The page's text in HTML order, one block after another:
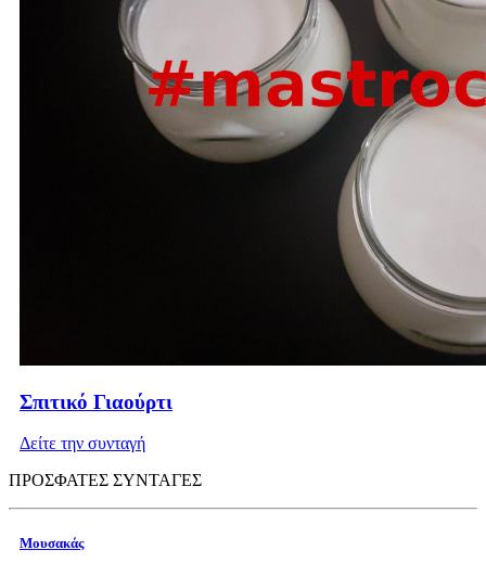
Σπιτικό Γιαούρτι
Δείτε την συνταγή
ΠΡΟΣΦΑΤΕΣ ΣΥΝΤΑΓΕΣ
Μουσακάς